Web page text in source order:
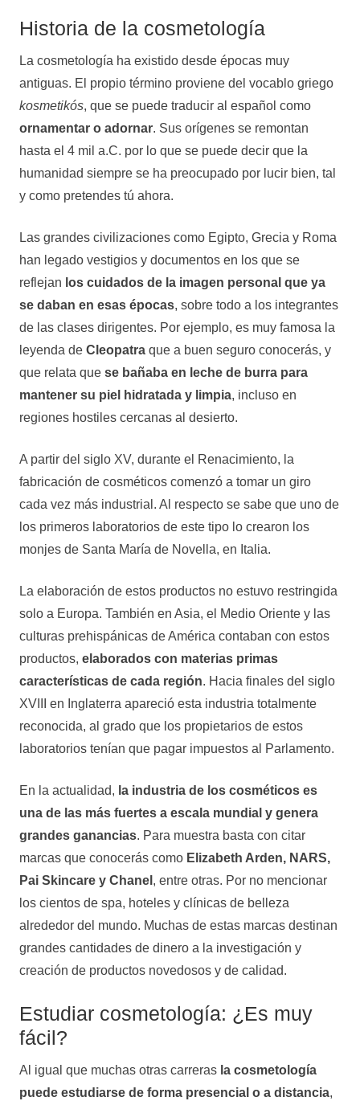
Historia de la cosmetología
La cosmetología ha existido desde épocas muy
antiguas. El propio término proviene del vocablo griego
kosmetikós, que se puede traducir al español como
ornamentar o adornar. Sus orígenes se remontan
hasta el 4 mil a.C. por lo que se puede decir que la
humanidad siempre se ha preocupado por lucir bien, tal
y como pretendes tú ahora.
Las grandes civilizaciones como Egipto, Grecia y Roma
han legado vestigios y documentos en los que se
reflejan los cuidados de la imagen personal que ya
se daban en esas épocas, sobre todo a los integrantes
de las clases dirigentes. Por ejemplo, es muy famosa la
leyenda de Cleopatra que a buen seguro conocerás, y
que relata que se bañaba en leche de burra para
mantener su piel hidratada y limpia, incluso en
regiones hostiles cercanas al desierto.
A partir del siglo XV, durante el Renacimiento, la
fabricación de cosméticos comenzó a tomar un giro
cada vez más industrial. Al respecto se sabe que uno de
los primeros laboratorios de este tipo lo crearon los
monjes de Santa María de Novella, en Italia.
La elaboración de estos productos no estuvo restringida
solo a Europa. También en Asia, el Medio Oriente y las
culturas prehispánicas de América contaban con estos
productos, elaborados con materias primas
características de cada región. Hacia finales del siglo
XVIII en Inglaterra apareció esta industria totalmente
reconocida, al grado que los propietarios de estos
laboratorios tenían que pagar impuestos al Parlamento.
En la actualidad, la industria de los cosméticos es
una de las más fuertes a escala mundial y genera
grandes ganancias. Para muestra basta con citar
marcas que conocerás como Elizabeth Arden, NARS,
Pai Skincare y Chanel , entre otras. Por no mencionar
los cientos de spa, hoteles y clínicas de belleza
alrededor del mundo. Muchas de estas marcas destinan
grandes cantidades de dinero a la investigación y
creación de productos novedosos y de calidad.
Estudiar cosmetología: ¿Es muy
fácil?
Al igual que muchas otras carreras la cosmetología
puede estudiarse de forma presencial o a distancia,